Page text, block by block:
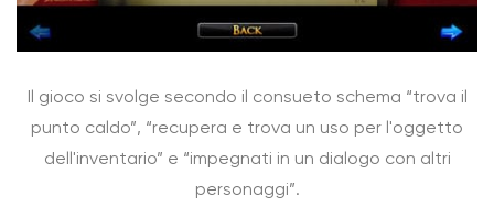
Il gioco si svolge secondo il consueto schema “trova il
punto caldo”, “recupera e trova un uso per l'oggetto
dell'inventario” e “impegnati in un dialogo con altri
personaggi”.